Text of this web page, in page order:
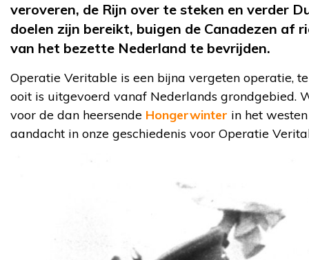
veroveren, de Rijn over te steken en verder
doelen zijn bereikt, buigen de Canadezen af
van het bezette Nederland te bevrijden.
Operatie Veritable is een bijna vergeten operatie,
ooit is uitgevoerd vanaf Nederlands grondgebied.
voor de dan heersende Hongerwinter in het
aandacht in onze geschiedenis voor Operatie